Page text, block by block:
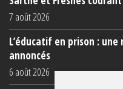
7 août 2026
L’éducatif en prison :
annoncés
6 août 2026